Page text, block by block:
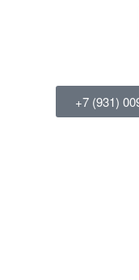
+7 (931)